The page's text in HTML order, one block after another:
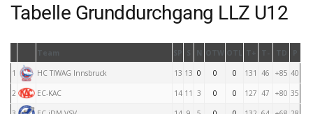
Tabelle Grunddurchgang LLZ U12
Team SP S N OTW OTL T+ T- TD P
1 HC TIWAG Innsbruck 13 13 0 0 0 131 46 +85 40
2 EC-KAC 14 11 3 0 0 127 47 +80 35